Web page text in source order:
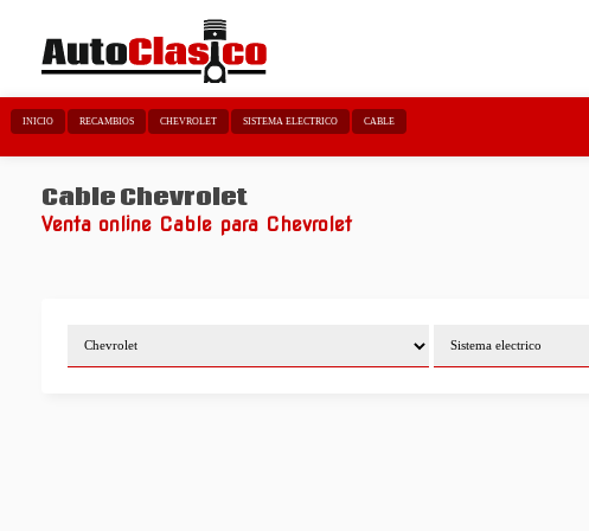
INICIO RECAMBIOS CHEVROLET SISTEMA ELECTRICO CABLE
Cable Chevrolet
Venta online Cable para Chevrolet